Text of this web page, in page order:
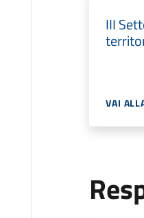
III
VAI